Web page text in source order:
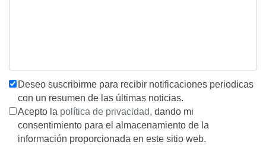
Deseo suscribirme para recibir notificaciones periodicas
con un resumen de las últimas noticias.
Acepto la política de privacidad, dando mi
consentimiento para el almacenamiento de la
información proporcionada en este sitio web.